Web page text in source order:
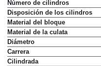
Número de cilindros
Disposición de los cilindros
Material del bloque
Material de la culata
Diámetro
Carrera
Cilindrada